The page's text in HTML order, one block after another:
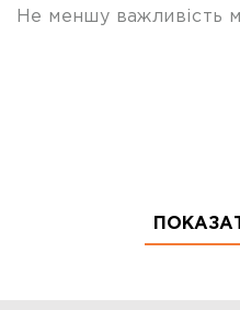
Не меншу важливість